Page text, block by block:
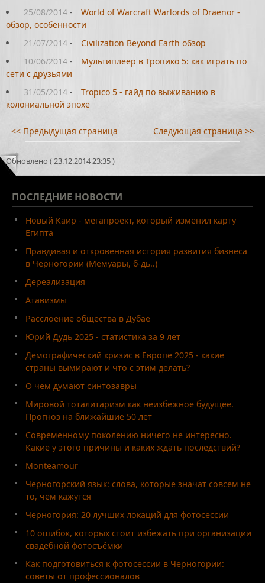
25/08/2014 -
World of Warcraft Warlords of Draenor -
обзор, особенности
21/07/2014 -
Civilization Beyond Earth обзор
10/06/2014 -
Мультиплеер в Тропико 5: как играть по
сети с друзьями
31/05/2014 -
Tropico 5 - гайд по выживанию в
колониальной эпохе
<< Предыдущая страница Следующая страница >>
Обновлено ( 23.12.2014 23:35 )
ПОСЛЕДНИЕ НОВОСТИ
Новый Каир - мегапроект, который изменил карту
Египта
Правдивая и откровенная история развития бизнеса
в Черногории (Мемуары, б-дь..)
Дереализация
Атавизмы
Расслоение общества в Дубае
Юрий Дудь 2025 - статистика за 9 лет
Демографический кризис в Европе 2025 - какие
страны вымирают и что с этим делать?
О чём думают синтозавры
Мировой тоталитаризм как неизбежное будущее.
Прогноз на ближайшие 50 лет
Современному поколению ничего не интересно.
Какие у этого причины и каких ждать последствий?
Monteamour
Черногорский язык: слова, которые значат совсем не
то, чем кажутся
Черногория: 20 лучших локаций для фотосессии
10 ошибок, которых стоит избежать при организации
свадебной фотосъёмки
Как подготовиться к фотосессии в Черногории:
советы от профессионалов